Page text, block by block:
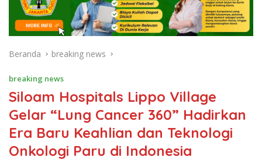
Beranda breaking news
breaking news
Siloam Hospitals Lippo Village
Gelar “Lung Cancer 360” Hadirkan
Era Baru Keahlian dan Teknologi
Onkologi Paru di Indonesia